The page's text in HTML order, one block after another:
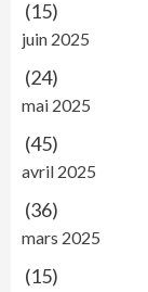
(15)
juin 2025
(24)
mai 2025
(45)
avril 2025
(36)
mars 2025
(15)